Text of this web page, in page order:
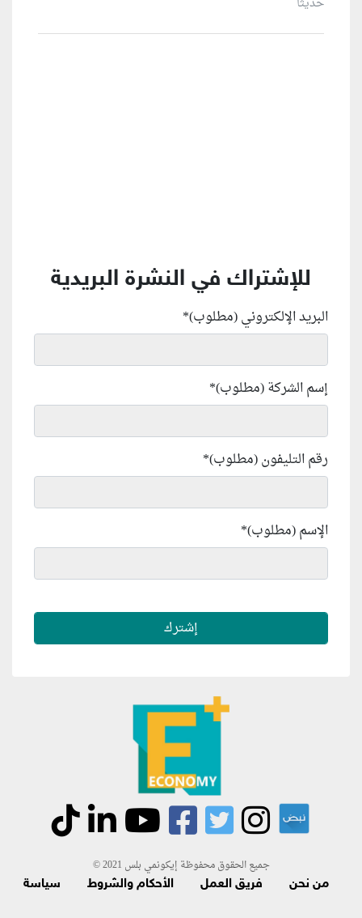
للإشتراك في النشرة البريدية
البريد الإلكتروني (مطلوب)*
إسم الشركة (مطلوب)*
رقم التليفون (مطلوب)*
الإسم (مطلوب)*
جميع الحقوق محفوظة إيكونمي بلس 2021 ©
من نحن فريق العمل الأحكام والشروط
سياسة